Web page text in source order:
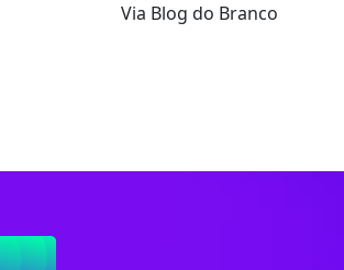
Via Blog do Branco